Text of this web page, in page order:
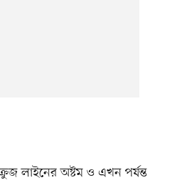
লাইনের অষ্টম ও এখন পর্যন্ত